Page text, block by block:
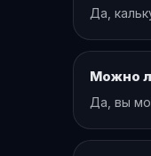
Да,
Можно
Да, вы